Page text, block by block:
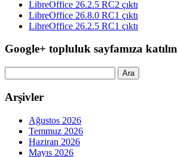
LibreOffice 26.2.5 RC2 çıktı
LibreOffice 26.8.0 RC1 çıktı
LibreOffice 26.2.5 RC1 çıktı
Google+ topluluk sayfamıza katılın
Arşivler
Ağustos 2026
Temmuz 2026
Haziran 2026
Mayıs 2026